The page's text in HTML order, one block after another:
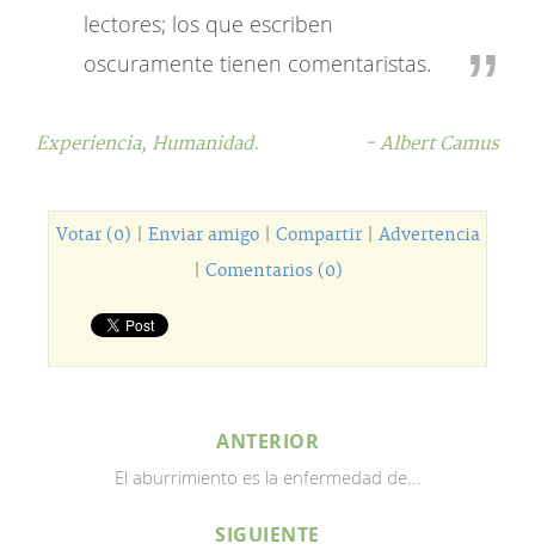
lectores; los que escriben
oscuramente tienen comentaristas.
Experiencia, Humanidad. - Albert Camus
Votar (0) Enviar amigo| Compartir| Advertencia
Comentarios (0)
ANTERIOR
El aburrimiento es la enfermedad de...
SIGUIENTE